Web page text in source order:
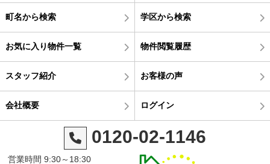
町名から検索 学区から検索
お気に入り物件一覧 物件閲覧履歴
スタッフ紹介 お客様の声
会社概要 ログイン
0120-02-1146
営業時間 9:30～18:30